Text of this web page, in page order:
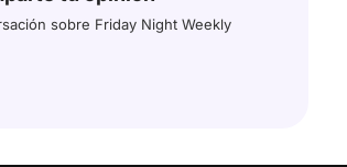
sobre Friday Night Weekly